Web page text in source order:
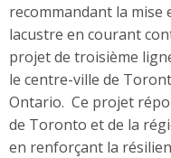
recommandant la mise
lacustre en courant
projet de troisième
le centre-ville de
Ontario. Ce projet
de Toronto et de la
en renforçant la